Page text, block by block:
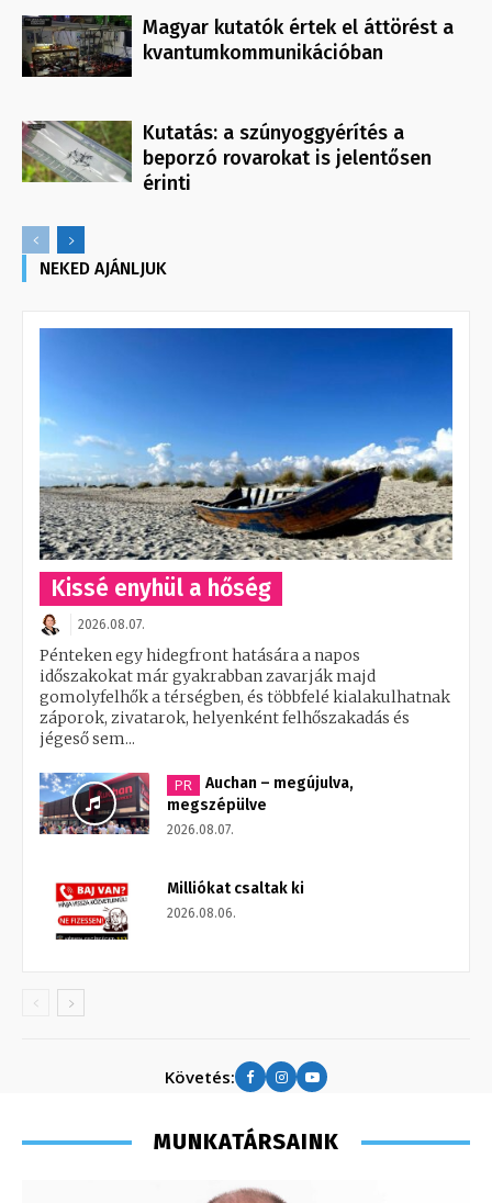
Magyar kutatók értek el áttörést a
kvantumkommunikációban
Kutatás: a szúnyoggyérítés a
beporzó rovarokat is jelentősen
érinti
NEKED AJÁNLJUK
Kissé enyhül a hőség
2026.08.07.
Pénteken egy hidegfront hatására a napos
időszakokat már gyakrabban zavarják majd
gomolyfelhők a térségben, és többfelé kialakulhatnak
záporok, zivatarok, helyenként felhőszakadás és
jégeső sem...
PR
Auchan – megújulva,
megszépülve
2026.08.07.
Milliókat csaltak ki
2026.08.06.
Követés:
MUNKATÁRSAINK